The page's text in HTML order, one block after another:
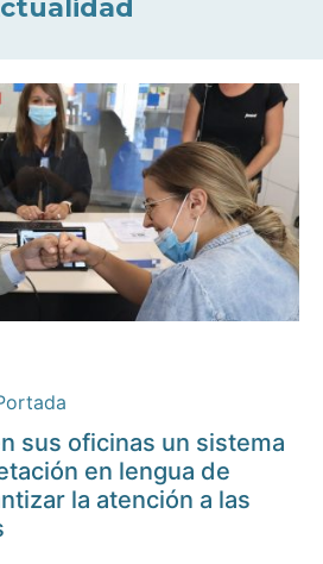
sus oficinas un sistema
en lengua de
la atención a las